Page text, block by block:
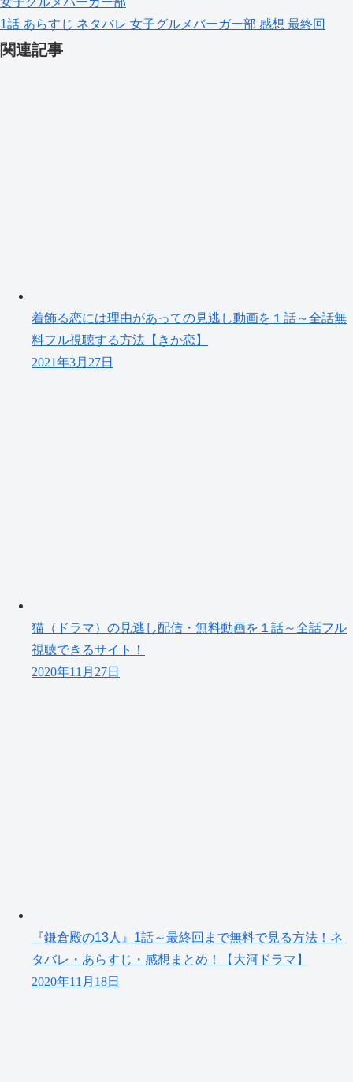
1話 あらすじ ネタバレ 女子グルメバーガー部 感想 最終回
関連記事
着飾る恋には理由があっての見逃し動画を１話～全話無
料フル視聴する方法【きか恋】
2021年3月27日
猫（ドラマ）の見逃し配信・無料動画を１話～全話フル
視聴できるサイト！
2020年11月27日
『鎌倉殿の13人』1話～最終回まで無料で見る方法！ネ
タバレ・あらすじ・感想まとめ！【大河ドラマ】
2020年11月18日